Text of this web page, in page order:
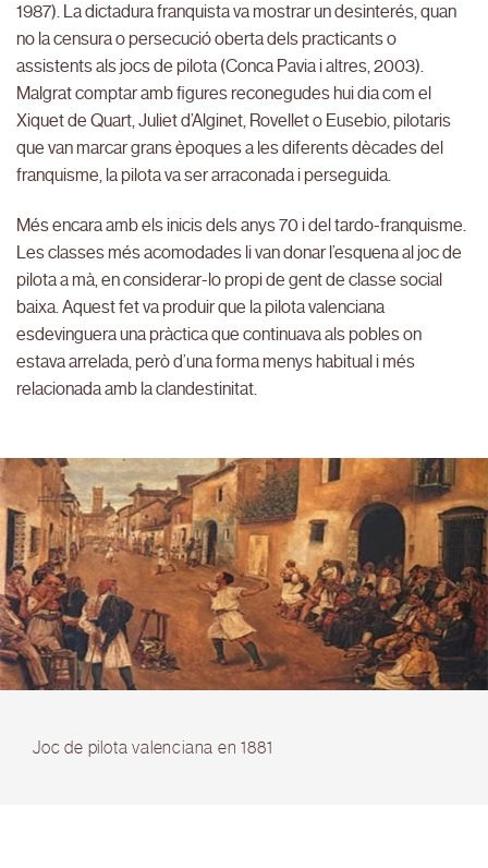
1987). La dictadura franquista va mostrar un desinterés, quan
no la censura o persecució oberta dels practicants o
assistents als jocs de pilota (Conca Pavia i altres, 2003).
Malgrat comptar amb figures reconegudes hui dia com el
Xiquet de Quart, Juliet d’Alginet, Rovellet o Eusebio, pilotaris
que van marcar grans èpoques a les diferents dècades del
franquisme, la pilota va ser arraconada i perseguida.
Més encara amb els inicis dels anys 70 i del tardo-franquisme.
Les classes més acomodades li van donar l’esquena al joc de
pilota a mà, en considerar-lo propi de gent de classe social
baixa. Aquest fet va produir que la pilota valenciana
esdevinguera una pràctica que continuava als pobles on
estava arrelada, però d’una forma menys habitual i més
relacionada amb la clandestinitat.
Joc de pilota valenciana en 1881